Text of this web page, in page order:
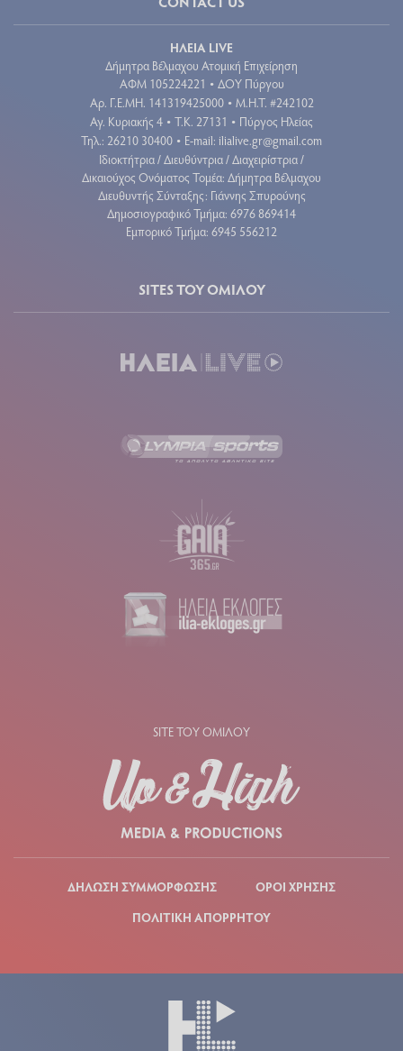
ΗΛΕΙΑ LIVE
Δήμητρα Βέλμαχου Ατομική Επιχείρηση
ΑΦΜ 105224221 • ΔΟΥ Πύργου
Aρ. Γ.Ε.ΜΗ. 141319425000 • Μ.Η.Τ. #242102
Αγ. Κυριακής 4 • Τ.Κ. 27131 • Πύργος Ηλείας
Τηλ.: 26210 30400 • E-mail: ilialive.gr@gmail.com
Ιδιοκτήτρια / Διευθύντρια / Διαχειρίστρια /
Δικαιούχος Ονόματος Τομέα: Δήμητρα Βέλμαχου
Διευθυντής Σύνταξης: Γιάννης Σπυρούνης
Δημοσιογραφικό Τμήμα: 6976 869414
Εμπορικό Τμήμα: 6945 556212
SITES ΤΟΥ ΟΜΙΛΟΥ
SITE ΤΟΥ ΟΜΙΛΟΥ
ΔΗΛΩΣΗ ΣΥΜΜΟΡΦΩΣΗΣ
ΟΡΟΙ ΧΡΗΣΗΣ
ΠΟΛΙΤΙΚΗ ΑΠΟΡΡΗΤΟΥ